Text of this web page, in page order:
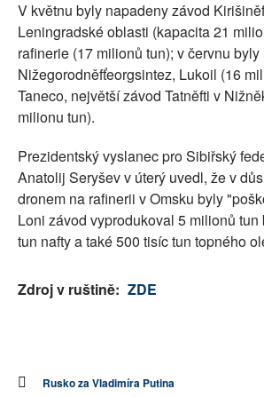
V květnu byly napadeny závod
Leningradské oblasti (kapacita 21
rafinerie (17 milionů tun); v červnu
Nižegorodněfťeorgsintez, Lukoil (16
Taneco, největší závod Tatněfti v
milionu tun).
Prezidentský vyslanec pro Sibiřský
Anatolij Seryšev v úterý uvedl, že v
dronem na rafinerii v Omsku byly
Loni závod vyprodukoval 5 milionů
tun nafty a také 500 tisíc tun topného
Zdroj v ruštině: ZDE
Rusko za Vladimíra Putina